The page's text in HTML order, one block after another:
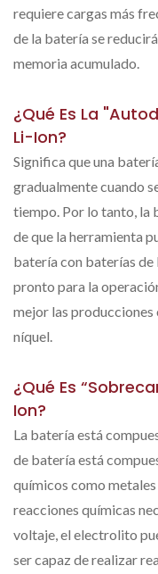
requiere cargas más
de la batería se
memoria acumulado.
¿Qué Es La
Li-Ion?
Significa que una
gradualmente cuando
tiempo. Por lo tanto, la
de que la herramienta
batería con baterías de
pronto para la
mejor las producciones
níquel.
¿Qué Es
Ion?
La batería está
de batería está
químicos como
reacciones químicas
voltaje, el electrolito
ser capaz de realizar